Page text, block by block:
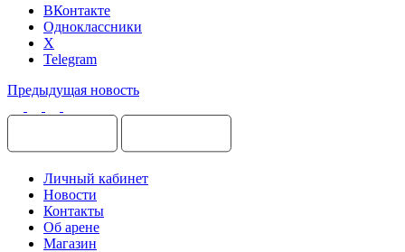
ВКонтакте
Одноклассники
X
Telegram
Предыдущая новость
Личный кабинет
Новости
Контакты
Об арене
Магазин